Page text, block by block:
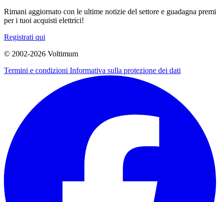
Rimani aggiornato con le ultime notizie del settore e guadagna premi
per i tuoi acquisti elettrici!
Registrati qui
© 2002-2026 Voltimum
Termini e condizioni Informativa sulla protezione dei dati